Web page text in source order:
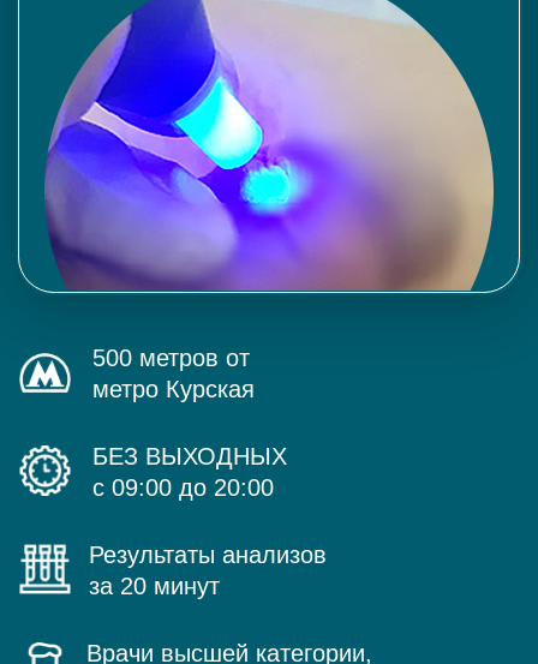
500 метров от
метро Курская
БЕЗ ВЫХОДНЫХ
с 09:00 до 20:00
Результаты анализов
за 20 минут
Врачи высшей категории,